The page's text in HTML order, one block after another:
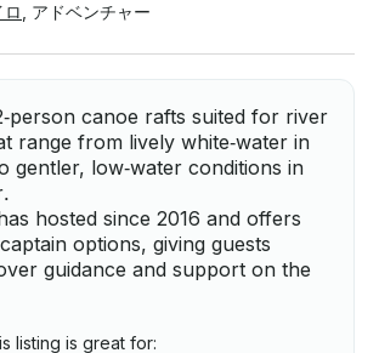
ロ アドベンチャー
canoe rafts suited for river
range from lively white‑water in
gentler, low‑water conditions in
hosted since 2016 and offers
options, giving guests
guidance and support on the
listing is great for: